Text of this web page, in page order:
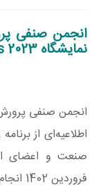
انجمن صنفی
نمایشگاه mushroom days 2023:
انجمن صنفی
اطلاعیه‌ای از
صنعت و اعضای
فروردین 1402 انجام گرفت.